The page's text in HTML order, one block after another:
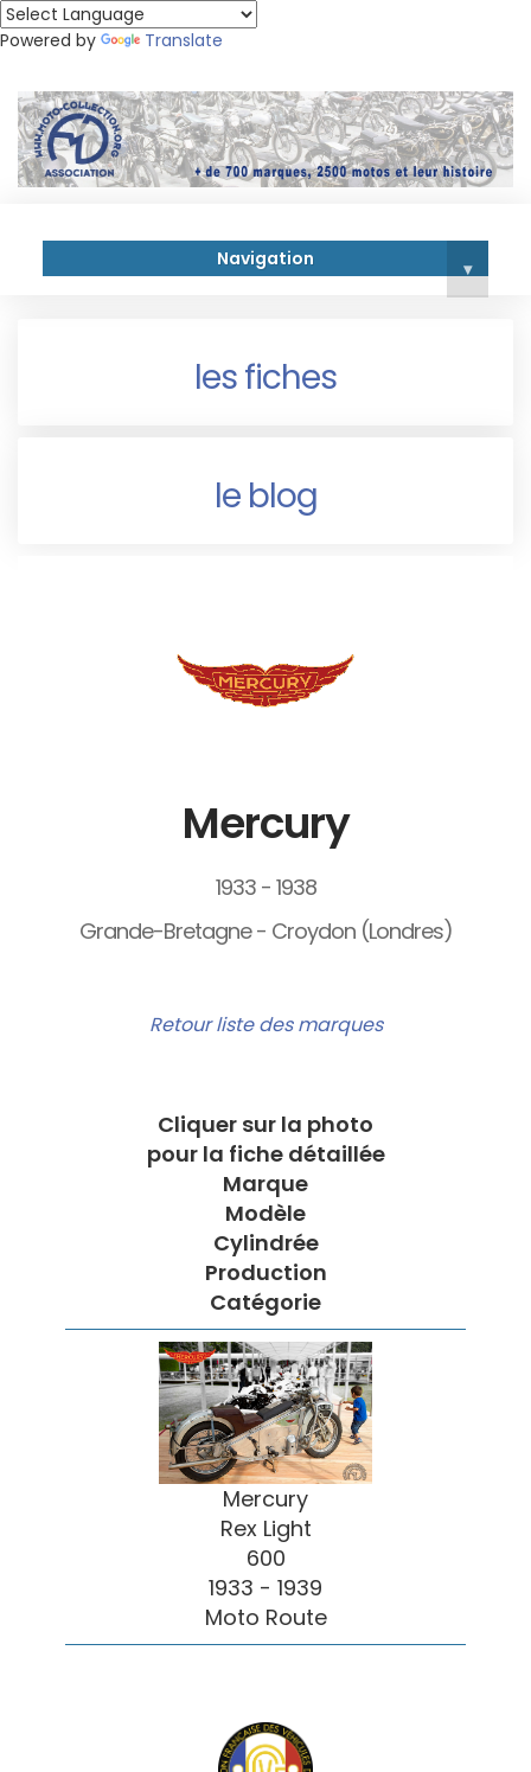
Powered by Translate
Navigation ▾
les fiches
le blog
Mercury
1933 - 1938
Grande-Bretagne - Croydon (Londres)
Retour liste des marques
Cliquer sur la photo
pour la fiche détaillée
Marque
Modèle
Cylindrée
Production
Catégorie
Mercury
Rex Light
600
1933 - 1939
Moto Route